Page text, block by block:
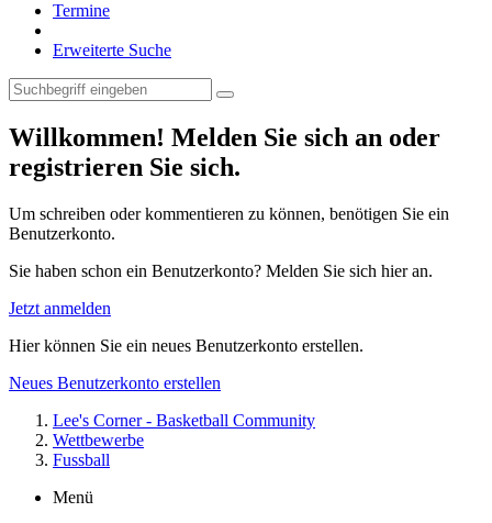
Termine
Erweiterte Suche
Willkommen! Melden Sie sich an oder
registrieren Sie sich.
Um schreiben oder kommentieren zu können, benötigen Sie ein
Benutzerkonto.
Sie haben schon ein Benutzerkonto? Melden Sie sich hier an.
Jetzt anmelden
Hier können Sie ein neues Benutzerkonto erstellen.
Neues Benutzerkonto erstellen
Lee's Corner - Basketball Community
Wettbewerbe
Fussball
Menü